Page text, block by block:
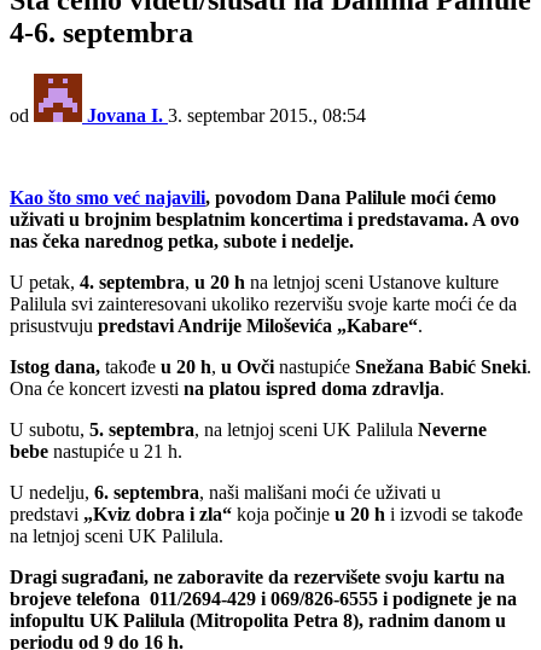
4-6. septembra
od Jovana I. 3. septembar 2015., 08:54
Kao što smo već najavili, povodom Dana Palilule moći ćemo
uživati u brojnim besplatnim koncertima i predstavama. A ovo
nas čeka narednog petka, subote i nedelje.
U petak, 4. septembra, u 20 h na letnjoj sceni Ustanove kulture
Palilula svi zainteresovani ukoliko rezervišu svoje karte moći će da
prisustvuju predstavi Andrije Miloševića „Kabare“.
Istog dana, takođe u 20 h, u Ovči nastupiće Snežana Babić Sneki.
Ona će koncert izvesti na platou ispred doma zdravlja.
U subotu, 5. septembra, na letnjoj sceni UK Palilula Neverne
bebe nastupiće u 21 h.
U nedelju, 6. septembra, naši mališani moći će uživati u
predstavi „Kviz dobra i zla“ koja počinje u 20 h i izvodi se takođe
na letnjoj sceni UK Palilula.
Dragi sugrađani, ne zaboravite da rezervišete svoju kartu na
brojeve telefona 011/2694-429 i 069/826-6555 i podignete je na
infopultu UK Palilula (Mitropolita Petra 8), radnim danom u
periodu od 9 do 16 h.